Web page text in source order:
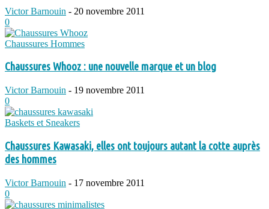
Victor Barnouin - 20 novembre 2011
0
Chaussures Hommes
Chaussures Whooz : une nouvelle marque et un blog
Victor Barnouin - 19 novembre 2011
0
Baskets et Sneakers
Chaussures Kawasaki, elles ont toujours autant la cotte auprès
des hommes
Victor Barnouin - 17 novembre 2011
0